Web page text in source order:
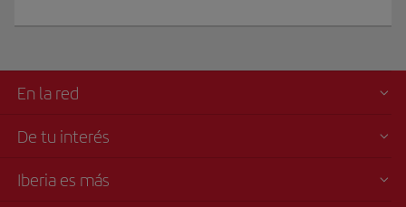
En la red
De tu interés
Iberia es más